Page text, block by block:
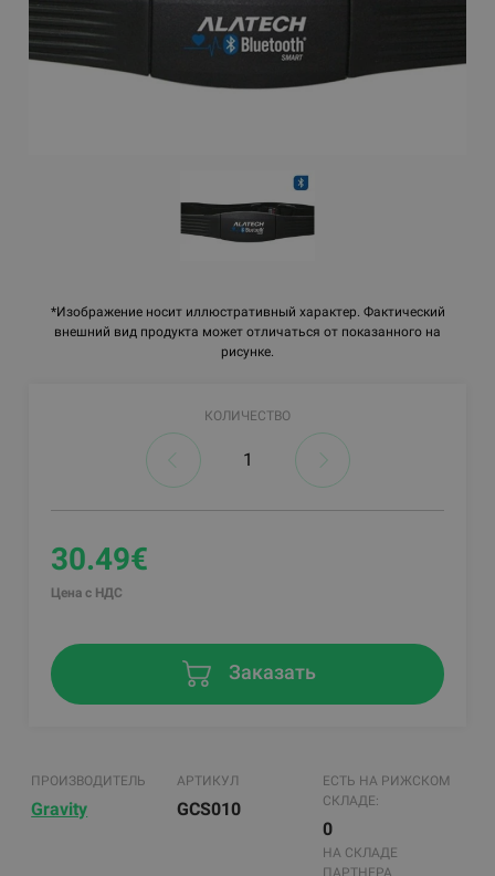
*Изображение носит иллюстративный характер. Фактический
внешний вид продукта может отличаться от показанного на
рисунке.
КОЛИЧЕСТВО
30.49€
Цена с НДС
Заказать
ПРОИЗВОДИТЕЛЬ
Gravity
АРТИКУЛ
GCS010
ЕСТЬ НА РИЖСКОМ
СКЛАДЕ:
0
НА СКЛАДЕ
ПАРТНЕРА